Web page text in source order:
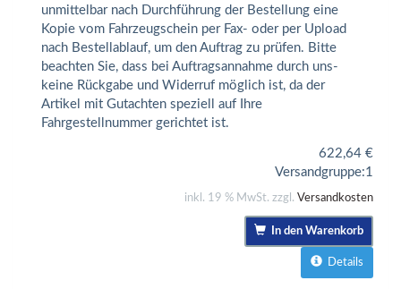
unmittelbar nach Durchführung der Bestellung eine
Kopie vom Fahrzeugschein per Fax- oder per Upload
nach Bestellablauf, um den Auftrag zu prüfen. Bitte
beachten Sie, dass bei Auftragsannahme durch uns-
keine Rückgabe und Widerruf möglich ist, da der
Artikel mit Gutachten speziell auf Ihre
Fahrgestellnummer gerichtet ist.
622,64 €
Versandgruppe:1
inkl. 19 % MwSt. zzgl. Versandkosten
In den Warenkorb
Details